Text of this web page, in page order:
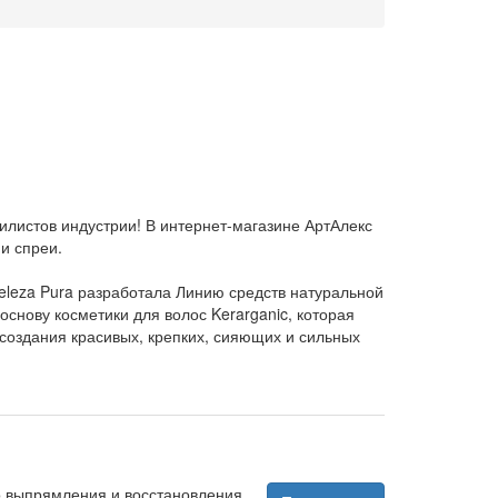
индустрии! В интернет-магазине АртАлекс
спреи.
Pura разработала Линию средств натуральной
косметики для волос Kerarganic, которая
красивых, крепких, сияющих и сильных